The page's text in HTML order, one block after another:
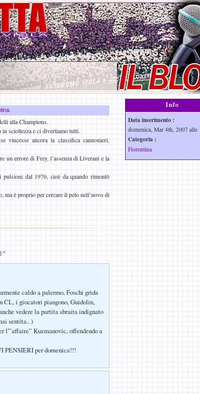
alla Champions.
in scioltezza e ci divertiamo tutti.
vincesse ancora la classifica cannonieri,
un errore di Frey, l’assenza di Liverani e la
dal 1976, cioè da quando rimontò
ma è proprio per cercare il pelo nell’uovo di
caldo a palermo, Foschi grida
CL, i giocatori piangono, Guidolin,
vedere la partita sbraita indignato
sentita.. )
l'”affaire” Kuzmanovic, offendendo a
per domenica!!!
Info
Data inserimento :
domenica, Mar 4th, 2007 alle
Categoria :
Fiorentina